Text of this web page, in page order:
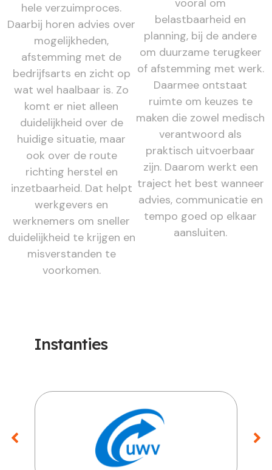
hele verzuimproces.
Daarbij horen advies over
mogelijkheden,
afstemming met de
bedrijfsarts en zicht op
wat wel haalbaar is. Zo
komt er niet alleen
duidelijkheid over de
huidige situatie, maar
ook over de route
richting herstel en
inzetbaarheid. Dat helpt
werkgevers en
werknemers om sneller
duidelijkheid te krijgen en
misverstanden te
voorkomen.
vooral om
belastbaarheid en
planning, bij de andere
om duurzame terugkeer
of afstemming met werk.
Daarmee ontstaat
ruimte om keuzes te
maken die zowel medisch
verantwoord als
praktisch uitvoerbaar
zijn. Daarom werkt een
traject het best wanneer
advies, communicatie en
tempo goed op elkaar
aansluiten.
Instanties